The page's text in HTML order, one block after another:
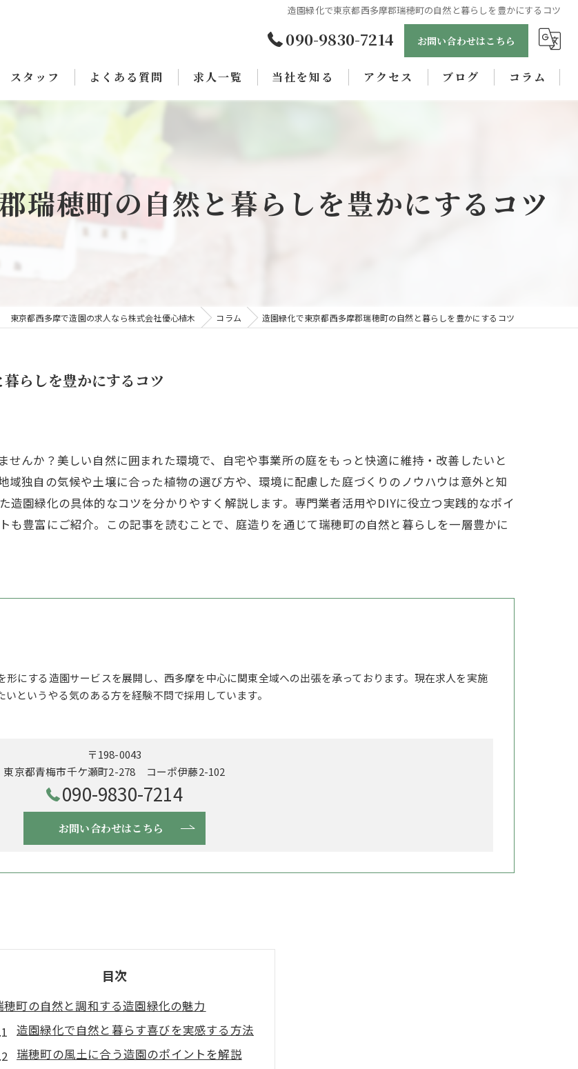
造園緑化で東京都西多摩郡瑞穂町の自然と暮らしを豊かにするコツ
090-9830-7214 お問い合わせはこちら
スタッフ よくある質問 求人一覧 当社を知る
職人
アクセス ブログ コラム
瑞穂町の自然と暮らしを豊かにするコツ
東京都西多摩で造園の求人なら株式会社優心植木 コラム 造園緑化で東京都西多摩郡瑞穂町の自然と暮らしを豊かにするコツ
らしを豊かにするコツ
んか？美しい自然に囲まれた環境で、自宅や事業所の庭をもっと快適に維持・改善したいと
域独自の気候や土壌に合った植物の選び方や、環境に配慮した庭づくりのノウハウは意外と知
造園緑化の具体的なコツを分かりやすく解説します。専門業者活用やDIYに役立つ実践的なポイ
も豊富にご紹介。この記事を読むことで、庭造りを通じて瑞穂町の自然と暮らしを一層豊かに
形にする造園サービスを展開し、西多摩を中心に関東全域への出張を承っております。現在求人を実施
というやる気のある方を経験不問で採用しています。
〒198-0043
東京都青梅市千ケ瀬町2-278 コーポ伊藤2-102
090-9830-7214
お問い合わせはこちら
目次
穂町の自然と調和する造園緑化の魅力
造園緑化で自然と暮らす喜びを実感する方法
瑞穂町の風土に合う造園のポイントを解説